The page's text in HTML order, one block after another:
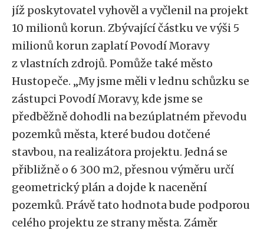
jíž poskytovatel vyhověl a vyčlenil na projekt
10 milionů korun. Zbývající částku ve výši 5
milionů korun zaplatí Povodí Moravy
z vlastních zdrojů. Pomůže také město
Hustopeče. „My jsme měli v lednu schůzku se
zástupci Povodí Moravy, kde jsme se
předběžně dohodli na bezúplatném převodu
pozemků města, které budou dotčené
stavbou, na realizátora projektu. Jedná se
přibližně o 6 300 m2, přesnou výměru určí
geometrický plán a dojde k nacenění
pozemků. Právě tato hodnota bude podporou
celého projektu ze strany města. Záměr